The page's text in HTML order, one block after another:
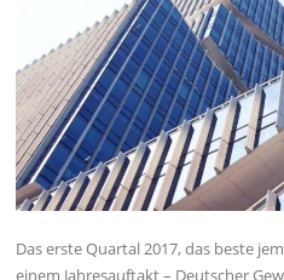
Das erste Quartal 2017, das beste
einem Jahresauftakt – Deutscher